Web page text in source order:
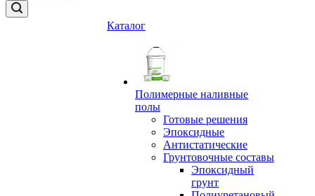
Каталог
Полимерные наливные
полы
Готовые решения
Эпоксидные
Антистатические
Грунтовочные составы
Эпоксидный
грунт